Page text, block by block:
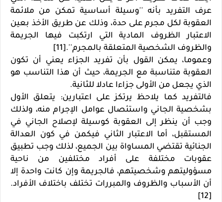
عرف التفريد بأنه ''وسيلة أساسية تمكن من ملائمة
العقوبة لكل مجرم على حدة، وذلك عن طريق الأخذ بعين
الاعتبار الظروف المادية التي ارتكبت فيها الجريمة
والظروف الشخصية المتعلقة بالمجرم''.[11]
وعموما، يمكن القول بأن تفريد الجزاء يعني أن تكون
العقوبة متناسبة مع الجريمة، حيث أن هذا التناسب هو
الذي يجعل من الأولى جزاءا عادلا للثانية.
فالتفريد كما يلاحظ يرتكز على اعتبارين: يتعلق الأول
بشخصية الجاني واستئصال عوامل الإجرام منه، ولذلك
وجب أن ينظر إلى العقوبة كوسيلة لإصلاح الجاني في
المستقبل، أما الاعتبار الثاني فيكمن في كون العدالة
الجنائية تقتضي المساواة بين الجميع، لذلك وجب تطبيق
عقوبات مختلفة على أفراد مختلفين من ناحية
مسؤوليتهم وشخصيتهم، فالجريمة وإن كانت واحدة إلا
أن الأسباب والظروف والمبررات تختلف باختلاف الأفراد.
[12]